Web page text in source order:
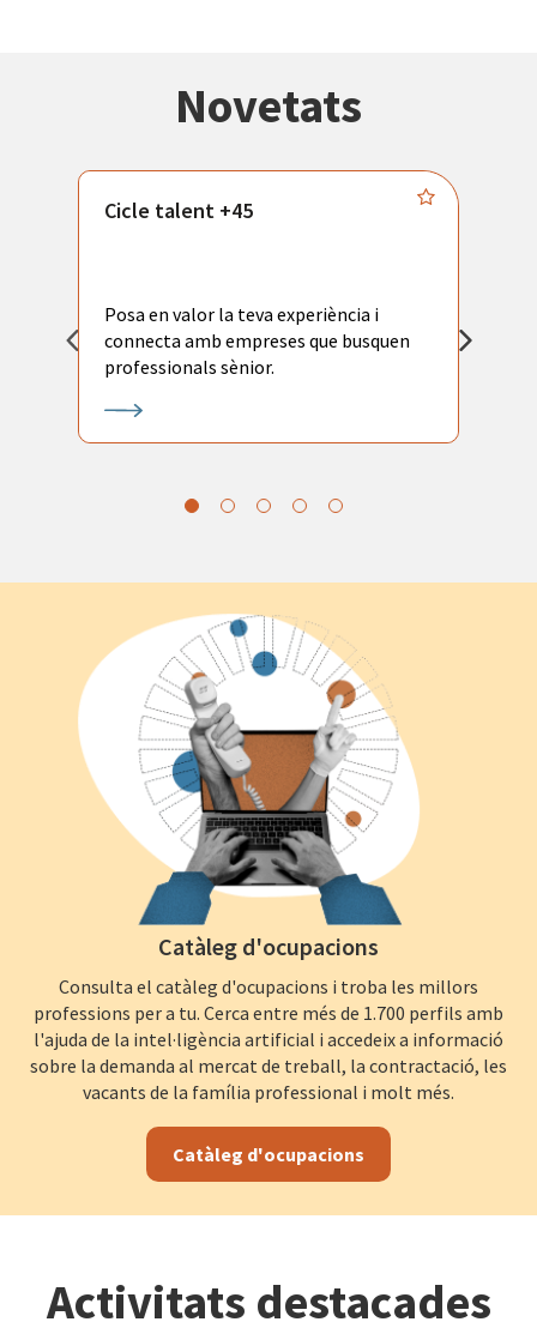
Novetats
Cicle talent +45
Posa en valor la teva experiència i
connecta amb empreses que busquen
professionals sènior.
Catàleg d'ocupacions
Consulta el catàleg d'ocupacions i troba les millors
professions per a tu. Cerca entre més de 1.700 perfils amb
l'ajuda de la intel·ligència artificial i accedeix a informació
sobre la demanda al mercat de treball, la contractació, les
vacants de la família professional i molt més.
Catàleg d'ocupacions
Activitats destacades